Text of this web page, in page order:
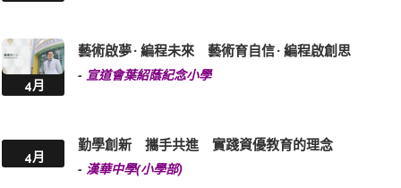
4月
藝術啟夢 · 編程未來 藝術育自信 · 編程啟創思
- 宣道會葉紹蔭紀念小學
4月
勤學創新 攜手共進 實踐資優教育的理念
- 漢華中學(小學部)